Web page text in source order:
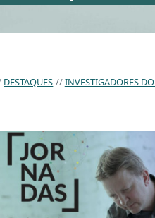
DESTAQUES INVESTIGADORES